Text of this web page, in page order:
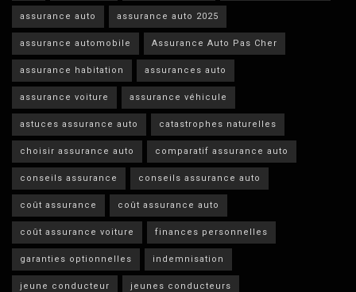
assurance auto assurance auto 2025
assurance automobile Assurance Auto Pas Cher
assurance habitation assurances auto
assurance voiture assurance véhicule
astuces assurance auto catastrophes naturelles
choisir assurance auto comparatif assurance auto
conseils assurance conseils assurance auto
coût assurance coût assurance auto
coût assurance voiture finances personnelles
garanties optionnelles indemnisation
jeune conducteur jeunes conducteurs